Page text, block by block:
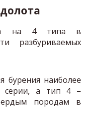
на 4 типа в
разбуриваемых
бурения наиболее
серии, а тип 4 –
породам в